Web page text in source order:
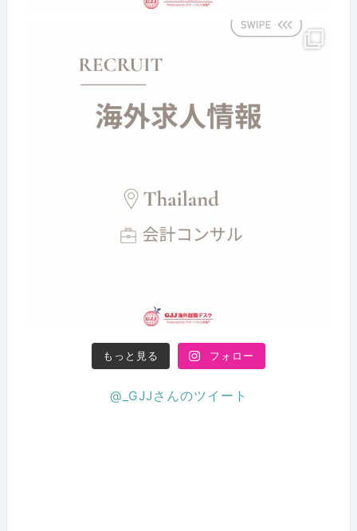
もっと見る フォロー
@_GJJさんのツイート